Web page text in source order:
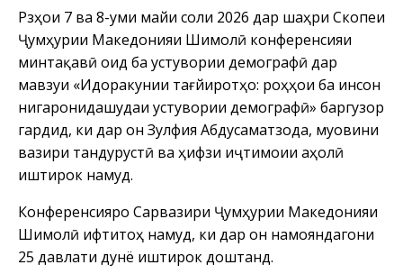
Рӯзҳои 7 ва 8-уми майи соли 2026 дар шаҳри Скопеи
Ҷумҳурии Македонияи Шимолӣ конференсияи
минтақавӣ оид ба устувории демографӣ дар
мавзуи «Идоракунии тағйиротҳо: роҳҳои ба инсон
нигаронидашудаи устувории демографӣ» баргузор
гардид, ки дар он Зулфия Абдусаматзода, муовини
вазири тандурустӣ ва ҳифзи иҷтимоии аҳолӣ
иштирок намуд.
Конференсияро Сарвазири Ҷумҳурии Македонияи
Шимолӣ ифтитоҳ намуд, ки дар он намояндагони
25 давлати дунё иштирок доштанд.